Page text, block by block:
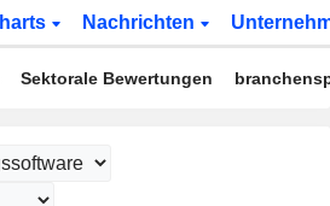
Nachrichten
Sektorale Bewertungen